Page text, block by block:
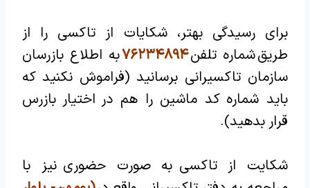
برای رسیدگی بهتر، شکایات از تاکسی را از
طریق شماره تلفن۷۶۲۳۴۸۹۴به اطلاع بازرسان
سازمان تاکسیرانی برسانید (فراموش نکنید که
باید شماره کد ماشین را هم در اختیار بازرس
قرار بدهید).
شکایت از تاکسی به صورت حضوری نیز با